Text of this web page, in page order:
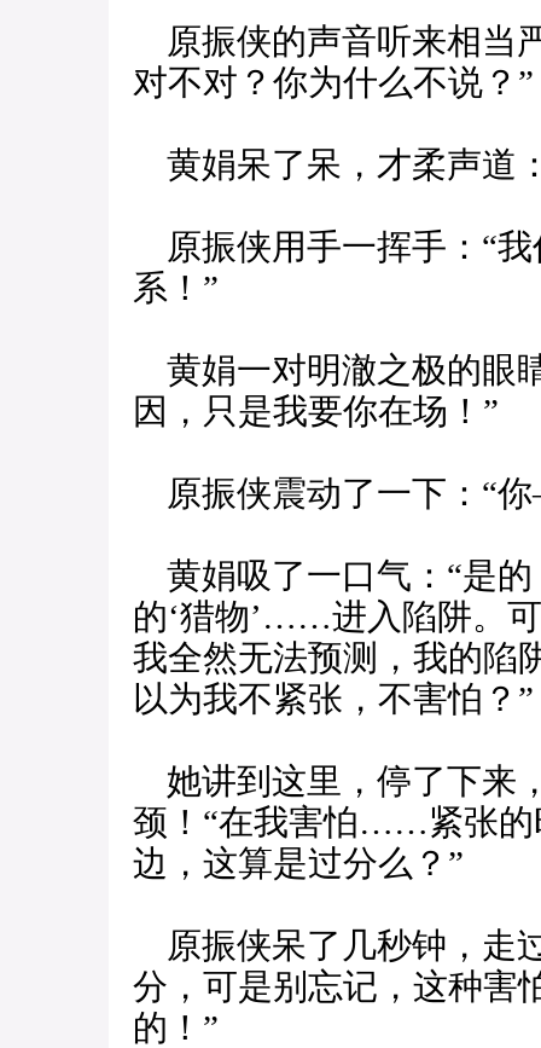
原振侠的声音听来相当
对不对？你为什么不说？”
黄娟呆了呆，才柔声道
原振侠用手一挥手：“
系！”
黄娟一对明澈之极的眼
因，只是我要你在场！”
原振侠震动了一下：“
黄娟吸了一口气：“是
的‘猎物’……进入陷阱。
我全然无法预测，我的
以为我不紧张，不害怕？”
她讲到这里，停了下来
颈！“在我害怕……紧张
边，这算是过分么？”
原振侠呆了几秒钟，走
分，可是别忘记，这种害
的！”